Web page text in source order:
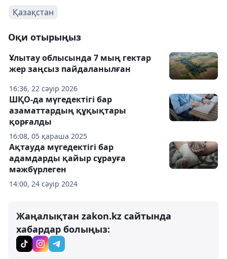
Қазақстан
Оқи отырыңыз
16:36, 22 сәуір 2026
Ұлытау облысында 7 мың гектар
жер заңсыз пайдаланылған
16:08, 05 қараша 2025
ШҚО-да мүгедектігі бар
азаматтардың құқықтары
қорғалды
14:00, 24 сәуір 2024
Ақтауда мүгедектігі бар
адамдарды қайыр сұрауға
мәжбүрлеген
Жаңалықтан zakon.kz сайтында
хабардар болыңыз: